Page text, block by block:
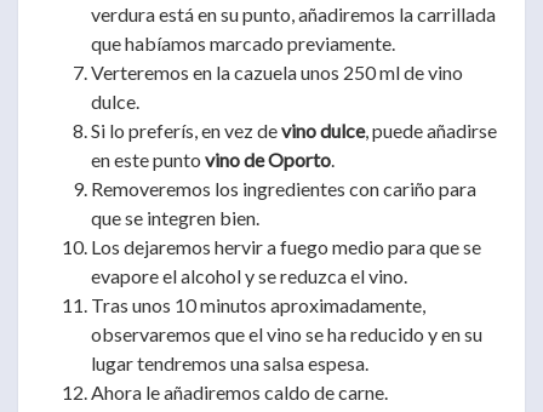
verdura está en su punto, añadiremos la carrillada
que habíamos marcado previamente.
Verteremos en la cazuela unos 250 ml de vino
dulce.
Si lo preferís, en vez devino dulce, puede añadirse
en este punto vino de Oporto
Removeremos los ingredientes con cariño para
que se integren bien.
Los dejaremos hervir a fuego medio para que se
evapore el alcohol y se reduzca el vino.
Tras unos 10 minutos aproximadamente,
observaremos que el vino se ha reducido y en su
lugar tendremos una salsa espesa.
Ahora le añadiremos caldo de carne.